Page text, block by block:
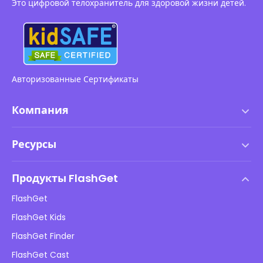
Это цифровой телохранитель для здоровой жизни детей.
Авторизованные Сертификаты
Компания
Политика DMCA
Политика конфиденциальности
Рекламные политики
Не продавайте мою информацию
Ресурсы
Блог
Онлайн-безопасность детей
Скачать
Продукты FlashGet
FlashGet
FlashGet Kids
FlashGet Finder
FlashGet Cast